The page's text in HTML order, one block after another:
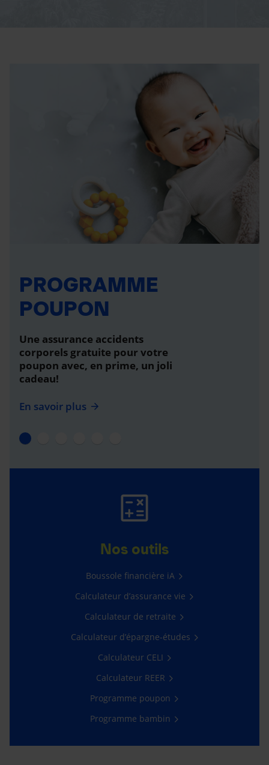
PROGRAMME
POUPON
Une assurance accidents
corporels gratuite pour votre
poupon avec, en prime, un joli
cadeau!
En savoir plus
Nos outils
Boussole financière iA
Calculateur d’assurance vie
Calculateur de retraite
Calculateur d’épargne-études
Calculateur CELI
Calculateur REER
Programme poupon
Programme bambin